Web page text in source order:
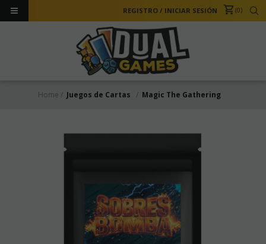
REGISTRO / INICIAR SESIÓN 0
Home Juegos de Cartas Magic The Gathering